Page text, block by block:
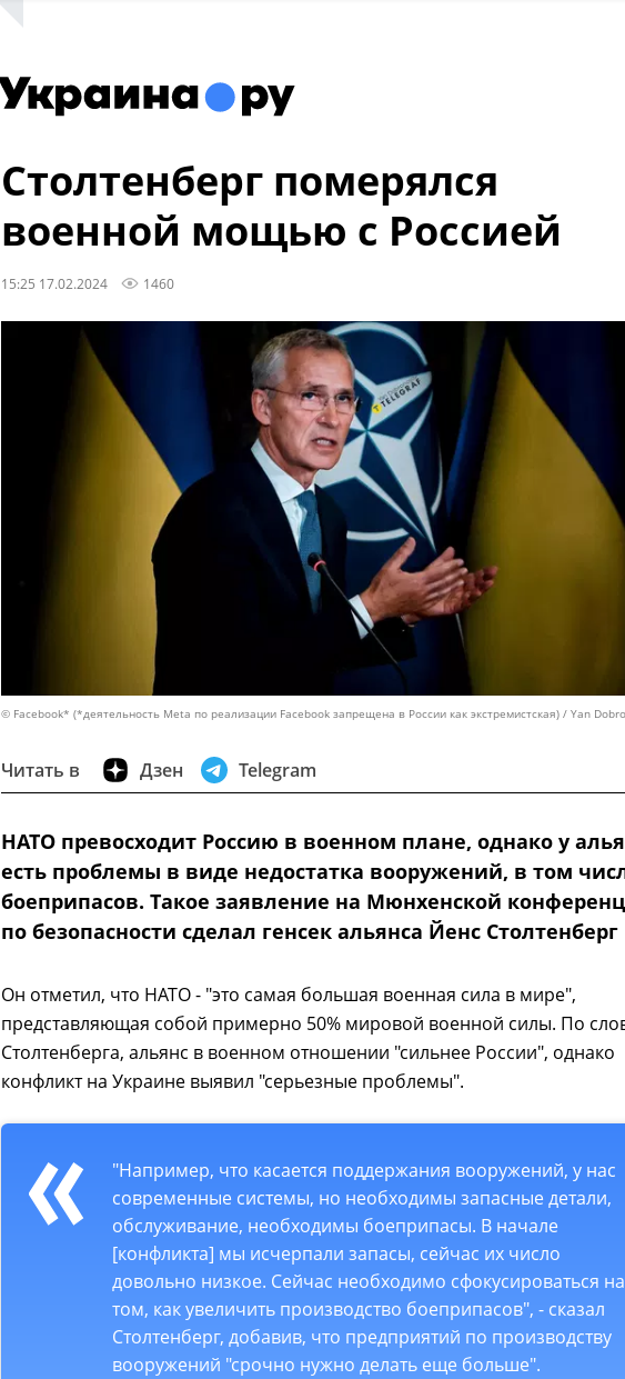
Столтенберг померялся
военной мощью с Россией
15:25 17.02.2024 1460
© Facebook* (*деятельность Meta по реализации Facebook запрещена в России как экстремистская) / Yan
Читать в Дзен Telegram
НАТО превосходит Россию в военном плане, однако у
есть проблемы в виде недостатка вооружений, в том
боеприпасов. Такое заявление на Мюнхенской
по безопасности сделал генсек альянса Йенс Столтенберг
Он отметил, что НАТО - "это самая большая военная сила в мире",
представляющая собой примерно 50% мировой военной силы. По
Столтенберга, альянс в военном отношении "сильнее России", однако
конфликт на Украине выявил "серьезные проблемы".
"Например, что касается поддержания вооружений, у нас
современные системы, но необходимы запасные детали,
обслуживание, необходимы боеприпасы. В начале
[конфликта] мы исчерпали запасы, сейчас их число
довольно низкое. Сейчас необходимо сфокусироваться на
том, как увеличить производство боеприпасов", - сказал
Столтенберг, добавив, что предприятий по производству
вооружений "срочно нужно делать еще больше".